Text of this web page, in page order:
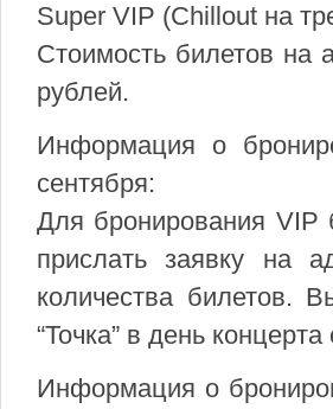
Super VIP (Chillout на
Стоимость билетов на
рублей.
Информация о
сентября:
Для бронирования VIP
прислать заявку на
количества билетов.
“Точка” в день
Информация о